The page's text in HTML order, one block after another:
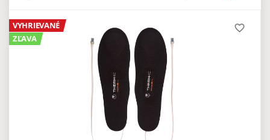
VYHRIEVANÉ
ZĽAVA
favorite_border